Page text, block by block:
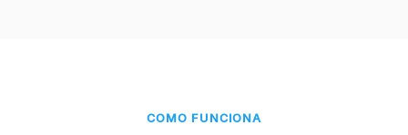
COMO FUNCIONA